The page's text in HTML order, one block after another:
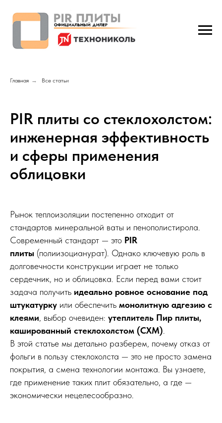
Главная → Все статьи
PIR плиты со стеклохолстом:
инженерная эффективность
и сферы применения
облицовки
Рынок теплоизоляции постепенно отходит от
стандартов минеральной ваты и пенополистирола.
Современный стандарт — это PIR
плиты (полиизоцианурат). Однако ключевую роль в
долговечности конструкции играет не только
сердечник, но и облицовка. Если перед вами стоит
задача получить идеально ровное основание под
штукатурку или обеспечить монолитную адгезию с
клеями, выбор очевиден: утеплитель Пир плиты,
кашированный стеклохолстом (СХМ)
В этой статье мы детально разберем, почему отказ от
фольги в пользу стеклохолста — это не просто замена
покрытия, а смена технологии монтажа. Вы узнаете,
где применение таких плит обязательно, а где —
экономически нецелесообразно.